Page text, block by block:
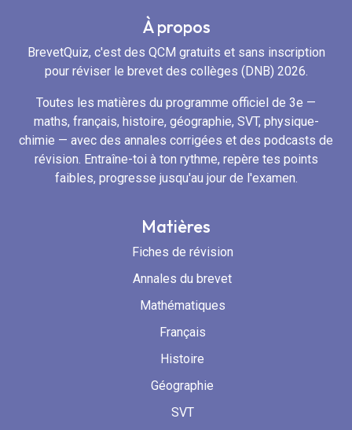
À propos
BrevetQuiz, c'est des QCM gratuits et sans inscription
pour réviser le brevet des collèges (DNB) 2026.
Toutes les matières du programme officiel de 3e —
maths, français, histoire, géographie, SVT, physique-
chimie — avec des annales corrigées et des podcasts de
révision. Entraîne-toi à ton rythme, repère tes points
faibles, progresse jusqu'au jour de l'examen.
Matières
Fiches de révision
Annales du brevet
Mathématiques
Français
Histoire
Géographie
SVT